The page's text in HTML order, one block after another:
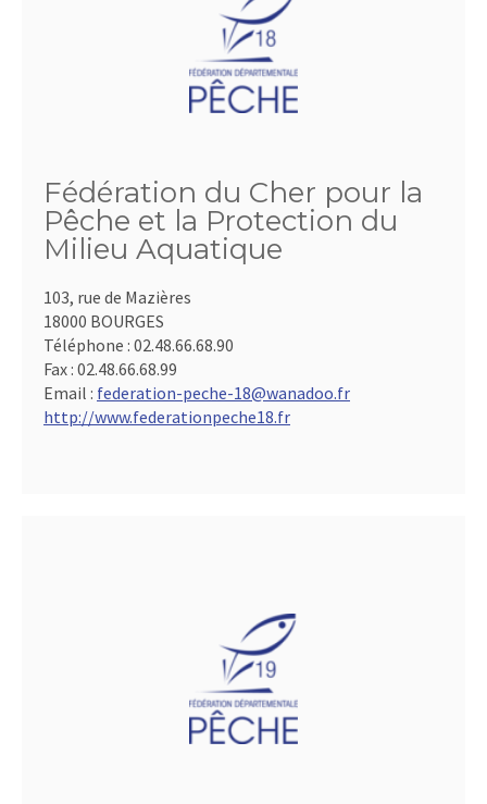
Fédération du Cher pour la
Pêche et la Protection du
Milieu Aquatique
103, rue de Mazières
18000 BOURGES
Téléphone : 02.48.66.68.90
Fax : 02.48.66.68.99
Email : federation-peche-18@wanadoo.fr
http://www.federationpeche18.fr